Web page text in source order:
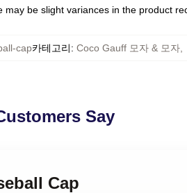
be slight variances in the product
cap카테고리: Coco Gauff 모자 & 모자,
Say
Cap